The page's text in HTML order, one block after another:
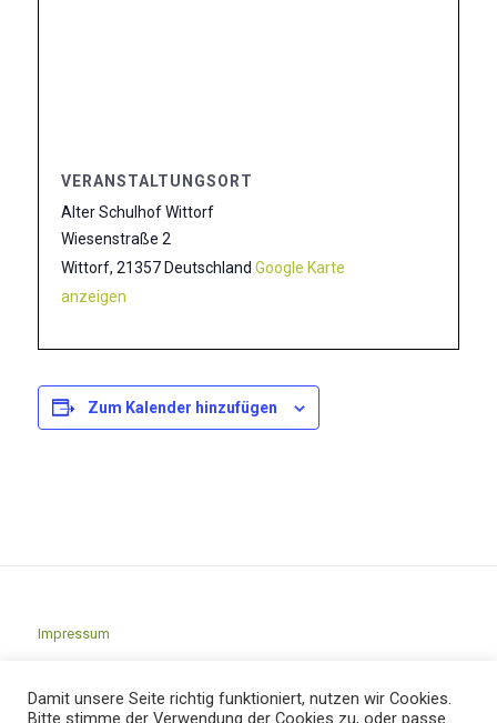
VERANSTALTUNGSORT
Alter Schulhof Wittorf
Wiesenstraße 2
Wittorf, 21357 Deutschland Google Karte
anzeigen
Zum Kalender hinzufügen
Impressum
Damit unsere Seite richtig funktioniert, nutzen wir Cookies.
Bitte stimme der Verwendung der Cookies zu, oder passe